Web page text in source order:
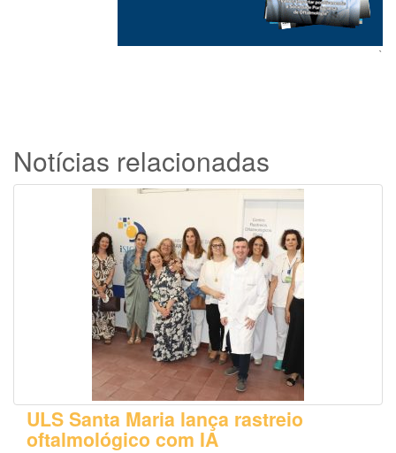
`
Notícias relacionadas
ULS Santa Maria lança rastreio
oftalmológico com IA